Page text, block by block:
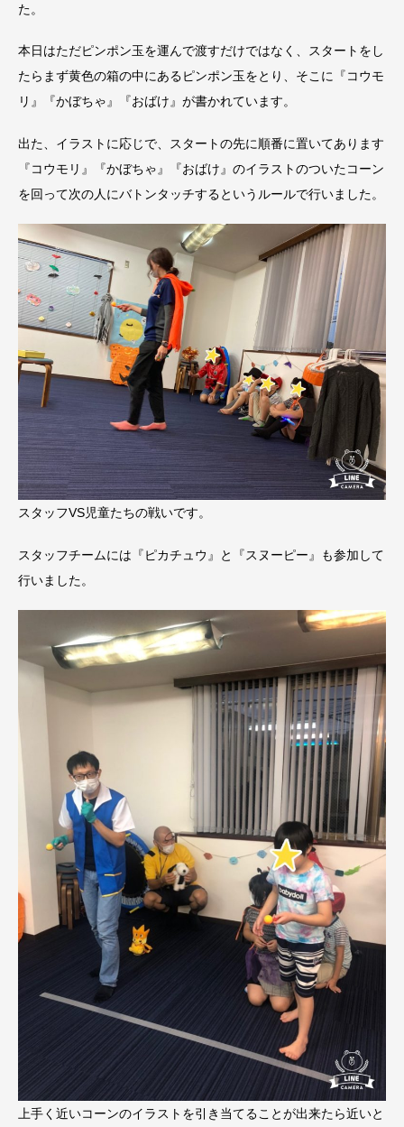
た。
本日はただピンポン玉を運んで渡すだけではなく、スタートをし
たらまず黄色の箱の中にあるピンポン玉をとり、そこに『コウモ
リ』『かぼちゃ』『おばけ』が書かれています。
出た、イラストに応じで、スタートの先に順番に置いてあります
『コウモリ』『かぼちゃ』『おばけ』のイラストのついたコーン
を回って次の人にバトンタッチするというルールで行いました。
スタッフVS児童たちの戦いです。
スタッフチームには『ピカチュウ』と『スヌーピー』も参加して
行いました。
上手く近いコーンのイラストを引き当てることが出来たら近いと